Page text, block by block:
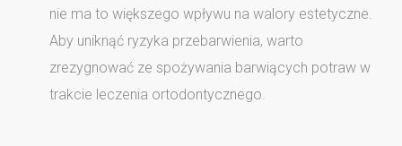
nie ma to większego wpływu na walory estetyczne.
Aby uniknąć ryzyka przebarwienia, warto
zrezygnować ze spożywania barwiących potraw w
trakcie leczenia ortodontycznego.